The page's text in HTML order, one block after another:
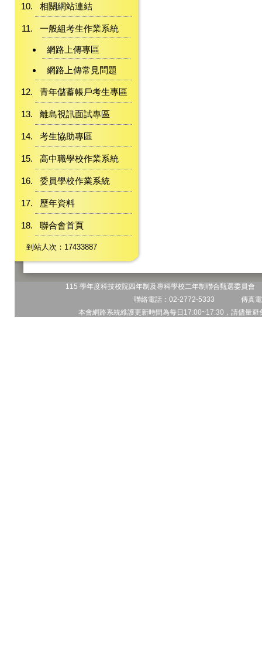
相關網站連結
一般組考生作業系統
網路上傳專區
網路上傳常見問題
青年儲蓄帳戶考生專區
離島視訊面試專區
考生協助專區
高中職學校作業系統
委員學校作業系統
歷年資料
聯合會首頁
到站人次：17433887
115 學年度科技校院四年制及專科學校二年制聯合甄選委員
聯絡電話：02-2772-5333 傳真
本會網路系統維護更新時間為每日17:00~17:30，請儘量